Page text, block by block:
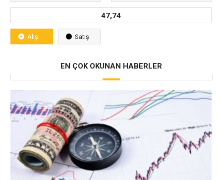
47,74
Alış Satış
EN ÇOK OKUNAN HABERLER